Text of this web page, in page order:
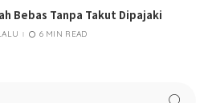
Bebas Tanpa Takut Dipajaki
6 MIN READ